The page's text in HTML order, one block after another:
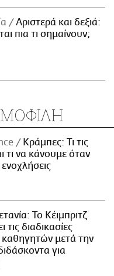
Αριστερά και δεξιά:
πια τι σημαίνουν;
Κράμπες: Τι τις
τι να κάνουμε όταν
Το Κέιμπριτζ
τις διαδικασίες
μετά την
για